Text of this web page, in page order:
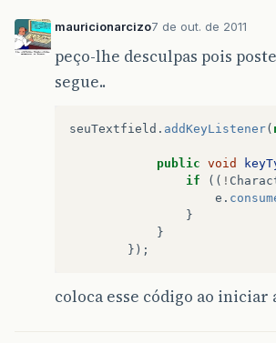
mauricionarcizo7 de out. de 2011
peço-lhe desculpas pois
segue..
seuTextfield . addKeyListener(
public void
if
(( !
e .
}
}
});
coloca esse código ao iniciar